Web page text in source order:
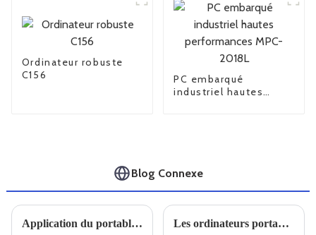
Ordinateur robuste
C156
PC embarqué
industriel hautes
Blog Connexe
Application du portable robuste C156 dans les forages pétroliers rotatifs orientables Les ordinateurs portables renforcés nationaux sont-ils fiables ?